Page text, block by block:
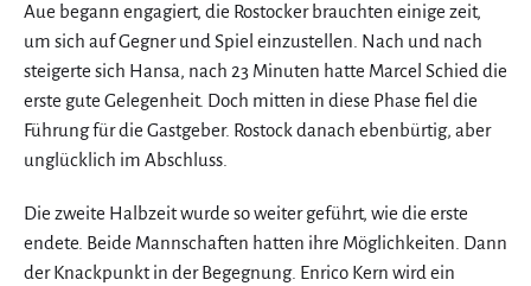
Aue begann engagiert, die Rostocker brauchten einige zeit,
um sich auf Gegner und Spiel einzustellen. Nach und nach
steigerte sich Hansa, nach 23 Minuten hatte Marcel Schied die
erste gute Gelegenheit. Doch mitten in diese Phase fiel die
Führung für die Gastgeber. Rostock danach ebenbürtig, aber
unglücklich im Abschluss.
Die zweite Halbzeit wurde so weiter geführt, wie die erste
endete. Beide Mannschaften hatten ihre Möglichkeiten. Dann
der Knackpunkt in der Begegnung. Enrico Kern wird ein